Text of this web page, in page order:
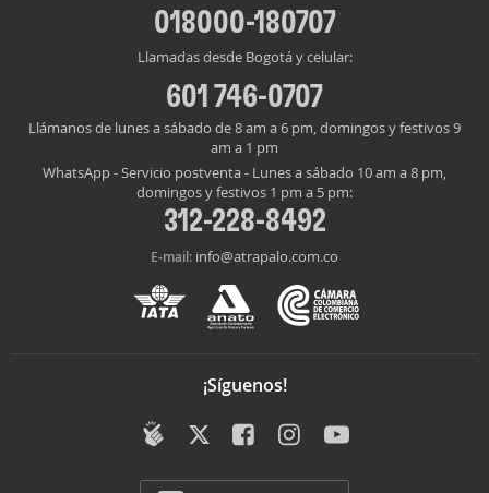
018000-180707
Llamadas desde Bogotá y celular:
601 746-0707
Llámanos de lunes a sábado de 8 am a 6 pm, domingos y festivos 9
am a 1 pm
WhatsApp - Servicio postventa - Lunes a sábado 10 am a 8 pm,
domingos y festivos 1 pm a 5 pm:
312-228-8492
E-mail: info@atrapalo.com.co
¡Síguenos!